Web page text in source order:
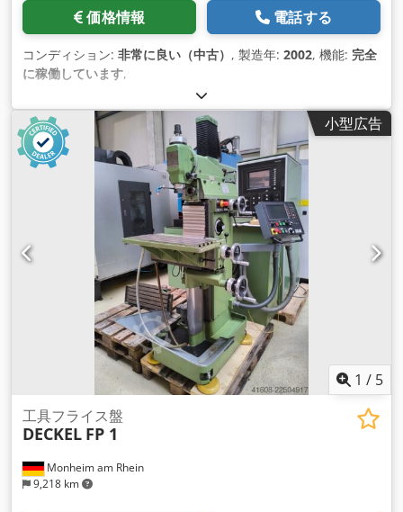
価格情報 電話する
コンディション: 非常に良い（中古） , 製造年: 2002 , 機能: 完全
に稼働しています
小型広告
1 / 5
Monheim am Rhein
9,218 km
工具フライス盤
DECKEL FP 1